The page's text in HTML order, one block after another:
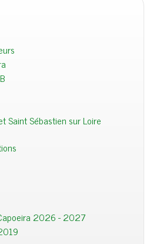
Saint Sébastien sur Loire
2026 - 2027